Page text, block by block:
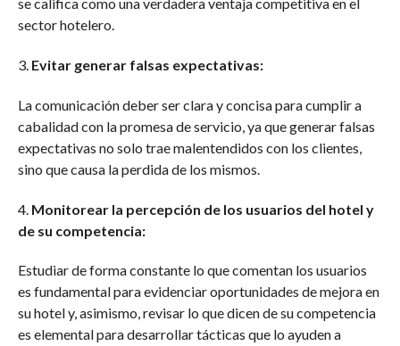
sector hotelero.
3. Evitar generar falsas expectativas:
La comunicación deber ser clara y concisa para cumplir a
cabalidad con la promesa de servicio, ya que generar falsas
expectativas no solo trae malentendidos con los clientes,
sino que causa la perdida de los mismos.
4. Monitorear la percepción de los usuarios del hotel y
de su competencia:
Estudiar de forma constante lo que comentan los usuarios
es fundamental para evidenciar oportunidades de mejora en
su hotel y, asimismo, revisar lo que dicen de su competencia
es elemental para desarrollar tácticas que lo ayuden a